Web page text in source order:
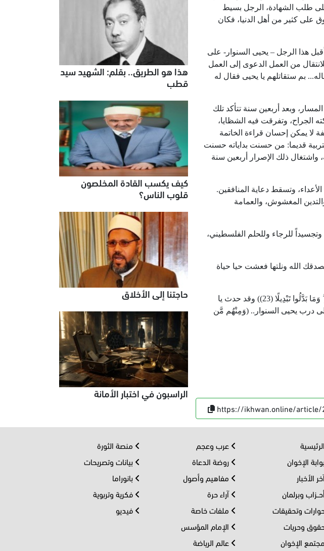
طلب الشهادة، الرجل بسيط
على كثير من أهل الدنيا، فكان
هذا الرجل – يحيى السنوار- على
من العمل الدعوى إلى العمل
بم ستقاتلهم يا يحيى فقال له
وبعد أربعين سنة تتأكد تلك
الجراح، وتفرقت فيه الشظايا،
لا يمكن إحسان قراءة الخاتمة
قديما: من حسنت بداياته حسنت
واشتغال ذلك الإصرار أربعين سنة
وتسقط دعاية المنافقين.
المغشوش، والعمامة
للرجاء وللحلم الفلسطيني،
الله ونلتها فعشت حيا حياة
نعم.. (مِّنَ الْمُؤْمِنِينَ رِجَالٌ صَدَقُوا مَا عَاهَدُوا اللَّهَ عَلَيْهِ ۖ فَمِنْهُم مَّن قَضَىٰ نَحْبَهُ وَمِنْهُم مَّن يَنتَظِرُ ۖ وَمَا بَدَّلُوا تَبْدِيلًا (23)) وقد حدث يا
درب يحيى السنوار.. (وَمِنْهُم مَّن
https://ikhwan.online/article/
هذا هو الطريق.. بقلم: الشهيد سيد
قطب
كيف يكسب القادة المخلصون
قلوب الناس؟
حاجتنا إلى الأخلاق
الراسبون في اختبار الأمانة
الرئيسية
الإخوان
الأخبار
وبرلمان
وتحقيقات
وحريات
مجتمع الإخوان
عرب وعجم
روضة الدعاة
مفاهيم وأصول
آراء حرة
ملفات خاصة
الإمام المؤسس
عالم الرياضة
منصة الثورة
بيانات وتصريحات
بانوراما
فكرية وتربوية
فيديو